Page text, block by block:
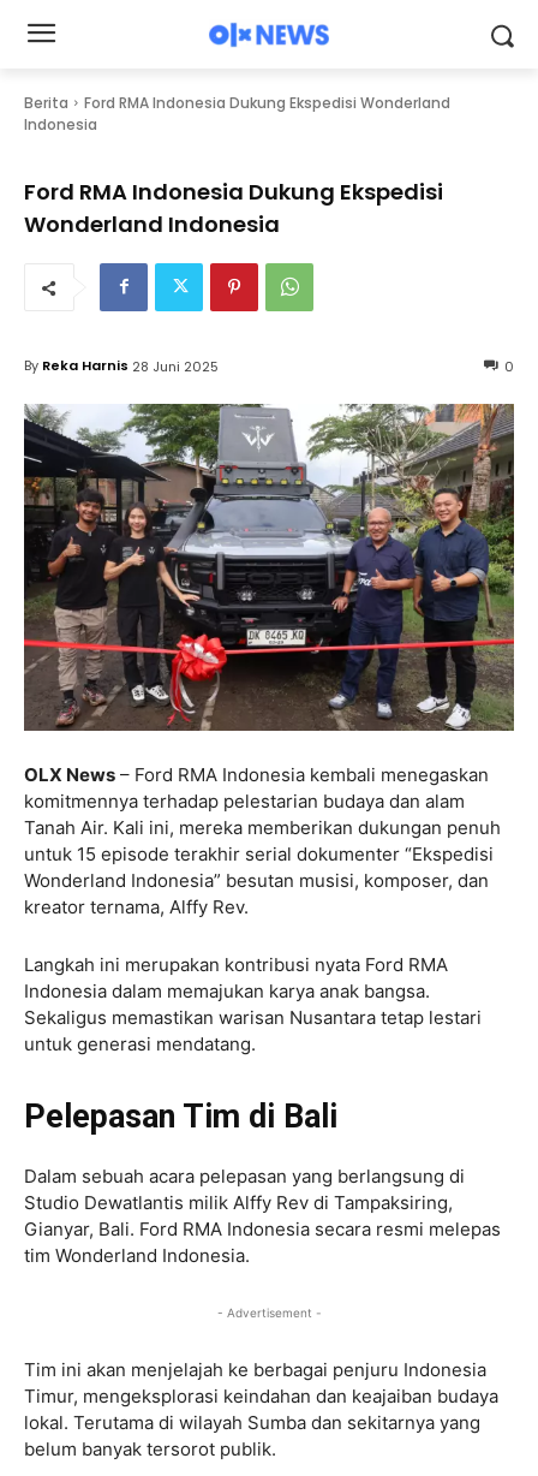
Berita
Ford RMA Indonesia Dukung Ekspedisi Wonderland
Indonesia
Ford RMA Indonesia Dukung Ekspedisi
Wonderland Indonesia
0
By Reka Harnis 28 Juni 2025
OLX News – Ford RMA Indonesia kembali menegaskan
komitmennya terhadap pelestarian budaya dan alam
Tanah Air. Kali ini, mereka memberikan dukungan penuh
untuk 15 episode terakhir serial dokumenter “Ekspedisi
Wonderland Indonesia” besutan musisi, komposer, dan
kreator ternama, Alffy Rev.
Langkah ini merupakan kontribusi nyata Ford RMA
Indonesia dalam memajukan karya anak bangsa.
Sekaligus memastikan warisan Nusantara tetap lestari
untuk generasi mendatang.
Pelepasan Tim di Bali
Dalam sebuah acara pelepasan yang berlangsung di
Studio Dewatlantis milik Alffy Rev di Tampaksiring,
Gianyar, Bali. Ford RMA Indonesia secara resmi melepas
tim Wonderland Indonesia.
- Advertisement -
Tim ini akan menjelajah ke berbagai penjuru Indonesia
Timur, mengeksplorasi keindahan dan keajaiban budaya
lokal. Terutama di wilayah Sumba dan sekitarnya yang
belum banyak tersorot publik.